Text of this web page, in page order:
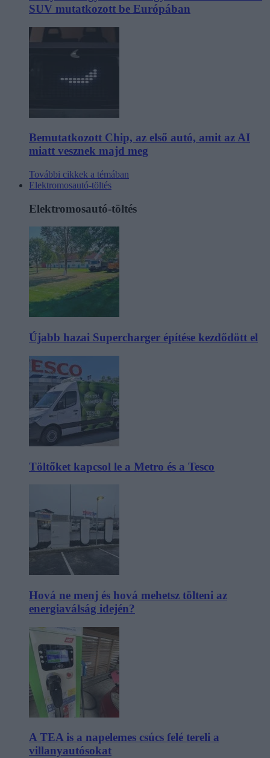
SUV mutatkozott be Európában
Bemutatkozott Chip, az első autó, amit az AI
miatt vesznek majd meg
További cikkek a témában
Elektromosautó-töltés
Elektromosautó-töltés
Újabb hazai Supercharger építése kezdődött el
Töltőket kapcsol le a Metro és a Tesco
Hová ne menj és hová mehetsz tölteni az
energiaválság idején?
A TEA is a napelemes csúcs felé tereli a
villanyautósokat